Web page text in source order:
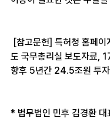
도 국무총리실 보도자료,
향후 5년간 24.5조원 투자
* 법무법인 민후 김경환